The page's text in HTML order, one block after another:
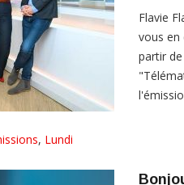
Flavie
vous en
partir
, Lundi